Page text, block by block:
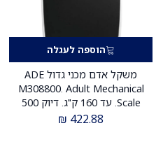
הוספה לעגלה
משקל אדם מכני גדול ADE
M308800. Adult Mechanical
Scale. עד 160 ק"ג. דיוק 500
גרם. ייצור גרמניה. ס.מדיק יבוא
422.88
₪